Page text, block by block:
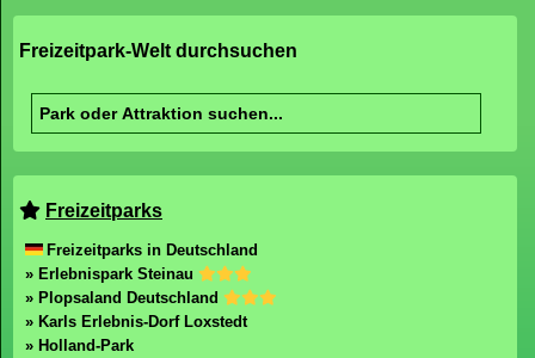
Freizeitpark-Welt durchsuchen
Freizeitparks
Freizeitparks in Deutschland
» Erlebnispark Steinau
» Plopsaland Deutschland
» Karls Erlebnis-Dorf Loxstedt
» Holland-Park